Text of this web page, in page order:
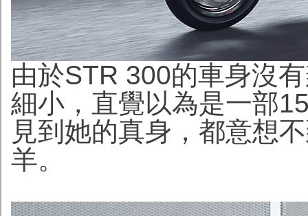
由於STR 300的車身沒
細小，直覺以為是一部
見到她的真身，都意想
羊。